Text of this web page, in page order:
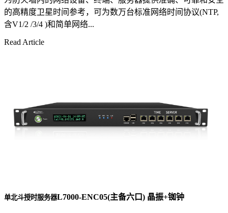
的高精度卫星时间参考，可为数万台标准网络时间协议(NTP,
含V1/2 /3/4 )和简单网络...
Read Article
单北斗授时服务器L7000-ENC05(主备六口) 晶振+铷钟